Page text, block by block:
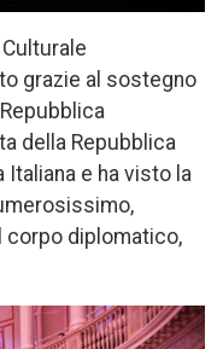
grazie al sostegno
della Repubblica
Italiana e ha visto la
corpo diplomatico,